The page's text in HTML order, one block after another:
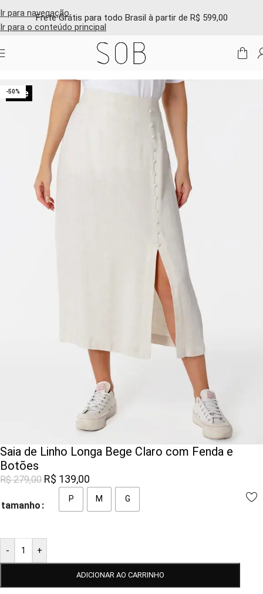
Ir para navegação
Ir para o conteúdo principal
Frete Grátis para todo Brasil à partir de R$ 599,00
Início Saias e shorts
-50%
Sale
Saia de Linho Longa Bege Claro com Fenda e
Botões
R$279,00 R$ 139,00
tamanho
P M G
- +
ADICIONAR AO CARRINHO